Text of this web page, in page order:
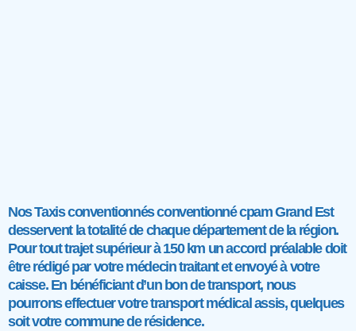
Nos Taxis conventionnés conventionné cpam Grand Est
desservent la totalité de chaque département de la région.
Pour tout trajet supérieur à 150 km un accord préalable doit
être rédigé par votre médecin traitant et envoyé à votre
caisse. En bénéficiant d’un bon de transport, nous
pourrons effectuer votre transport médical assis, quelques
soit votre commune de résidence.